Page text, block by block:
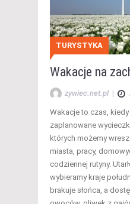
TURYSTYKA
Wakacje na
zywiec.net.pl |
Wakacje to czas,
zaplanowane
których możemy
miasta, pracy,
codziennej rutyny.
wybieramy kraje
brakuje słońca, a